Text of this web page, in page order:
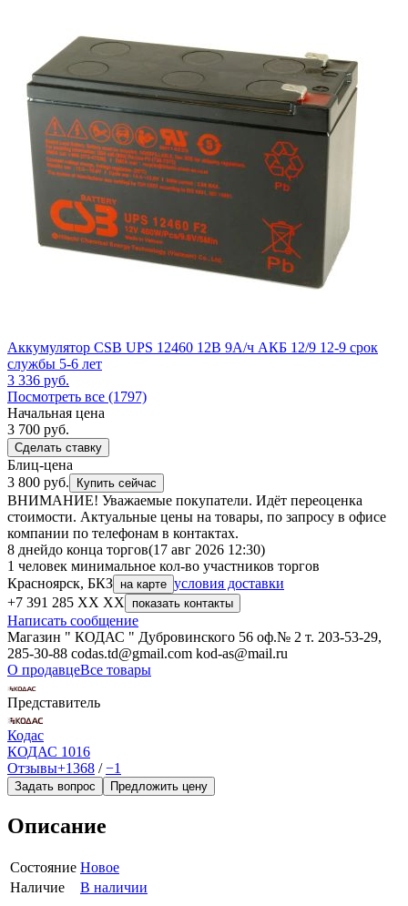
Аккумулятор CSB UPS 12460 12В 9А/ч АКБ 12/9 12-9 срок
службы 5-6 лет
3 336 руб.
Посмотреть все (1797)
Начальная цена
3 700 руб.
Сделать ставку
Блиц-цена
3 800 руб.
Купить сейчас
ВНИМАНИЕ! Уважаемые покупатели. Идёт переоценка
стоимости. Актуальные цены на товары, по запросу в офисе
компании по телефонам в контактах.
8 днейдо конца торгов(17 авг 2026 12:30)
1 человек минимальное кол-во участников торгов
Красноярск, БКЗ на карте условия доставки
+7 391 285 XX XX
показать контакты
Написать сообщение
Магазин " КОДАС " Дубровинского 56 оф.№ 2 т. 203-53-29,
285-30-88 codas.td@gmail.com kod-as@mail.ru
О продавцеВсе товары
Представитель
Кодас
КОДАС 1016
Отзывы+1368 /−1
Задать вопрос Предложить цену
Описание
Состояние Новое
Наличие
В наличии